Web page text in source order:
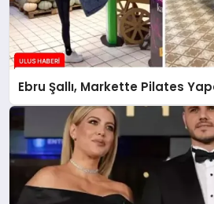
Ebru Şallı, Markette Pilates